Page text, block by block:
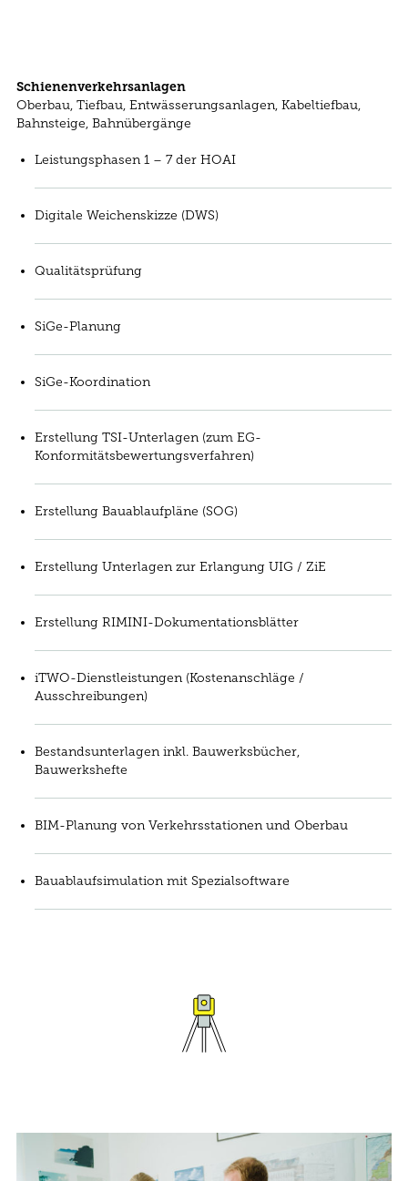
Schienenverkehrsanlagen
Oberbau, Tiefbau, Entwässerungsanlagen, Kabeltiefbau,
Bahnsteige, Bahnübergänge
Leistungsphasen 1 – 7 der HOAI
Digitale Weichenskizze (DWS)
Qualitätsprüfung
SiGe-Planung
SiGe-Koordination
Erstellung TSI-Unterlagen (zum EG-
Konformitätsbewertungsverfahren)
Erstellung Bauablaufpläne (SOG)
Erstellung Unterlagen zur Erlangung UIG / ZiE
Erstellung RIMINI-Dokumentationsblätter
iTWO-Dienstleistungen (Kostenanschläge /
Ausschreibungen)
Bestandsunterlagen inkl. Bauwerksbücher,
Bauwerkshefte
BIM-Planung von Verkehrsstationen und Oberbau
Bauablaufsimulation mit Spezialsoftware